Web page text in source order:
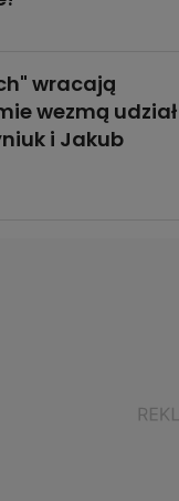
wracają
wezmą udział
i Jakub